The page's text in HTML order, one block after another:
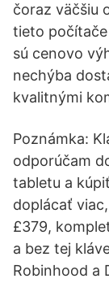
čoraz väčšiu
tieto
sú cenovo
nechýba
kvalitnými
Poznámka:
odporúčam
tabletu a
doplácať
£379,
a bez tej
Robinhood a